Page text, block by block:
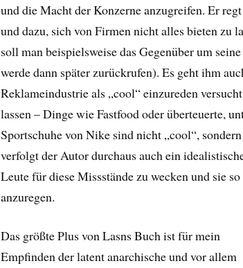
und die Macht der Konzerne anzugreifen. Er
und dazu, sich von Firmen nicht alles bieten zu
soll man beispielsweise das Gegenüber um
werde dann später zurückrufen). Es geht ihm
Reklameindustrie als „cool“ einzureden
lassen – Dinge wie Fastfood oder überteuerte,
Sportschuhe von Nike sind nicht „cool“,
verfolgt der Autor durchaus auch ein
Leute für diese Missstände zu wecken und sie
anzuregen.
Das größte Plus von Lasns Buch ist für mein
Empfinden der latent anarchische und vor allem